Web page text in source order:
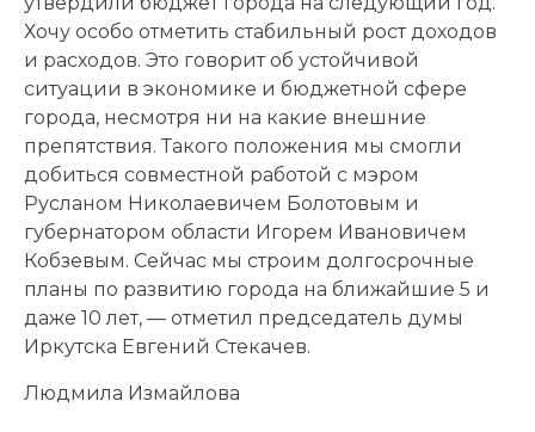
Хочу особо отметить стабильный рост доходов
и расходов. Это говорит об устойчивой
ситуации в экономике и бюджетной сфере
города, несмотря ни на какие внешние
препятствия. Такого положения мы смогли
добиться совместной работой с мэром
Русланом Николаевичем Болотовым и
губернатором области Игорем Ивановичем
Кобзевым. Сейчас мы строим долгосрочные
планы по развитию города на ближайшие 5 и
даже 10 лет, — отметил председатель думы
Иркутска Евгений Стекачев.
Людмила Измайлова